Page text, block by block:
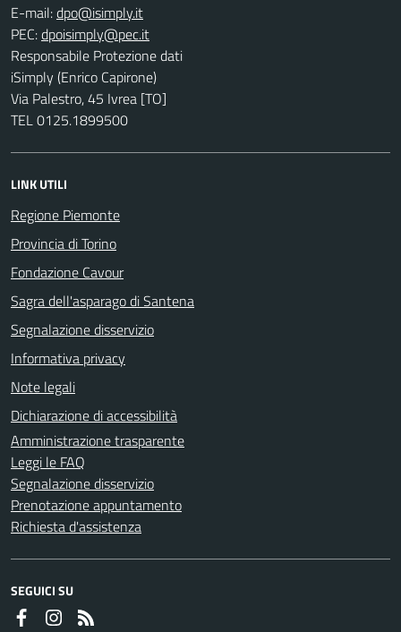
E-mail:
PEC:
Responsabile Protezione dati
iSimply (Enrico Capirone)
Via Palestro, 45 Ivrea [TO]
TEL 0125.1899500
LINK UTILI
Regione Piemonte
Provincia di Torino
Fondazione Cavour
Sagra dell'asparago di Santena
Segnalazione disservizio
Informativa privacy
Note legali
Dichiarazione di accessibilità
Amministrazione trasparente
Leggi le FAQ
Segnalazione disservizio
Prenotazione appuntamento
Richiesta d'assistenza
SEGUICI SU